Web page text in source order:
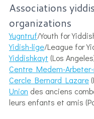
Associations
organizations
Yugntruf/Youth for
Yidish-lige/League for
Yiddishkayt (Los
Centre Medem-
Cercle Bernard Lazare
Union des anciens
leurs enfants et amis